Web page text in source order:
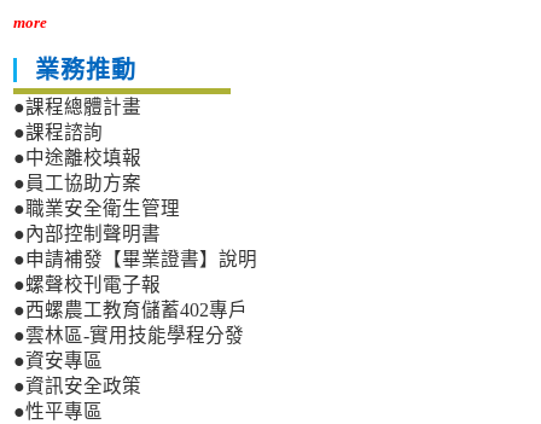
more
業務推動
●課程總體計畫
●課程諮詢
●中途離校填報
●員工協助方案
●職業安全衛生管理
●內部控制聲明書
●申請補發【畢業證書】說明
●螺聲校刊電子報
●西螺農工教育儲蓄402專戶
●雲林區-實用技能學程分發
●資安專區
●資訊安全政策
●性平專區